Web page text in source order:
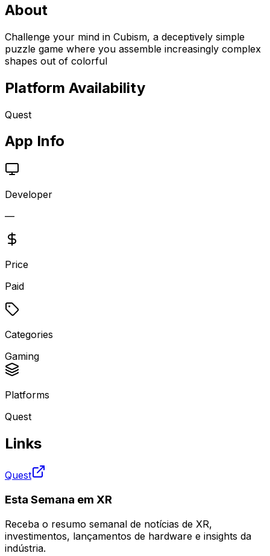
About
Challenge your mind in Cubism, a deceptively simple
puzzle game where you assemble increasingly complex
shapes out of colorful
Platform Availability
Quest
App Info
Developer
—
Price
Paid
Categories
Gaming
Platforms
Quest
Links
Quest
Esta Semana em XR
Receba o resumo semanal de notícias de XR,
investimentos, lançamentos de hardware e insights da
indústria.